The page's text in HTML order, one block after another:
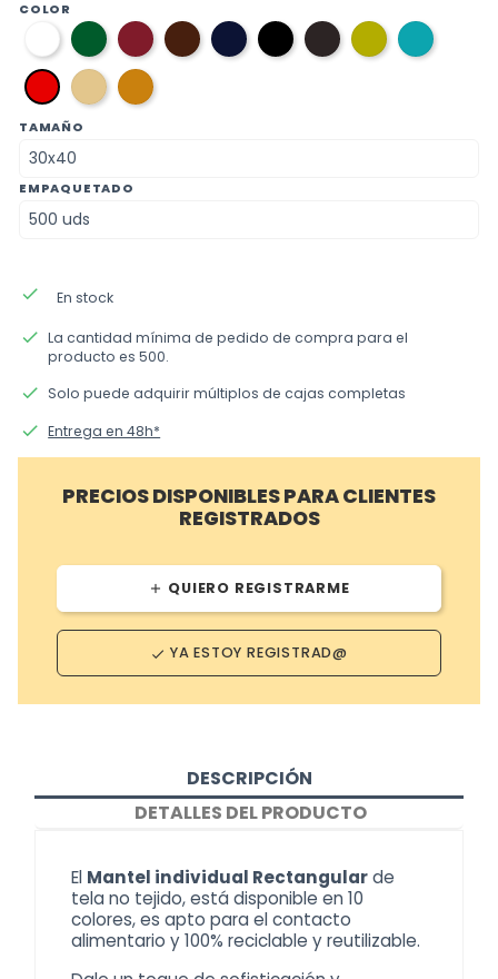
COLOR
01
blanco
06
verde
ingles
10
burdeos
03
marron
08
azul
marino
12
negro
11
gris
oscuro
37
verde
pistacho
36
azul
09
rojo
caramelbeige
TAMAÑO
EMPAQUETADO
done En stock
done La cantidad mínima de pedido de compra para el
producto es 500.
done Solo puede adquirir múltiplos de cajas completas
done Entrega en 48h*
PRECIOS DISPONIBLES PARA CLIENTES
REGISTRADOS
add QUIERO REGISTRARME
done YA ESTOY REGISTRAD@
DESCRIPCIÓN
DETALLES DEL PRODUCTO
El Mantel individual Rectangularde
tela no tejido, está disponible en 10
colores, es apto para el contacto
alimentario y 100% reciclable y reutilizable.